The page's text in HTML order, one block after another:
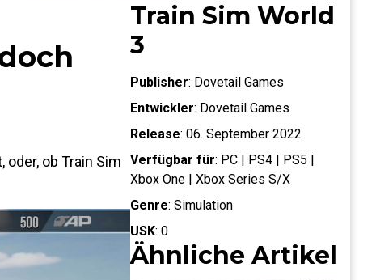
ob Train Sim
Train Sim World
3
Publisher: Dovetail Games
Entwickler: Dovetail Games
Release: 06. September 2022
Verfügbar für: PC | PS4 | PS5 |
Xbox One | Xbox Series S/X
Genre: Simulation
USK: 0
Ähnliche Artikel